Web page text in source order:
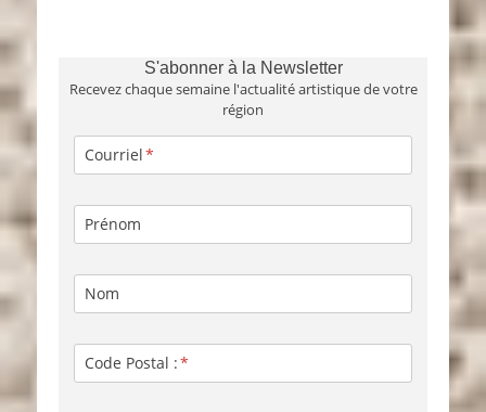
S'abonner à la Newsletter
Recevez chaque semaine l'actualité artistique de votre
région
Courriel
Prénom
Nom
Code Postal :